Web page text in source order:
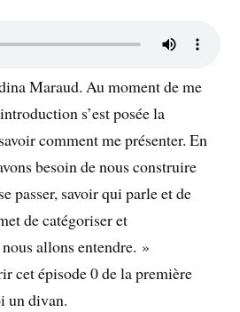
Maraud. Au moment de me
s’est posée la
comment me présenter. En
besoin de nous construire
passer, savoir qui parle et de
de catégoriser et
allons entendre. »
cet épisode 0 de la première
un divan.